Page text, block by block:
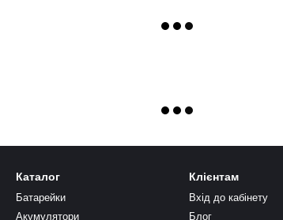
Каталог
Батарейки
Акумулятори
Клієнтам
Вхід до кабінету
Блог